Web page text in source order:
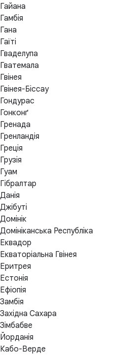
Гайана
Гамбія
Гана
Гаїті
Гваделупа
Гватемала
Гвінея
Гвінея-Біссау
Гондурас
Гонконґ
Гренада
Гренландія
Греція
Грузія
Гуам
Гібралтар
Данія
Джібуті
Домінік
Домініканська Республіка
Еквадор
Екваторіальна Гвінея
Еритрея
Естонія
Ефіопія
Замбія
Західна Сахара
Зімбабве
Йорданія
Кабо-Верде